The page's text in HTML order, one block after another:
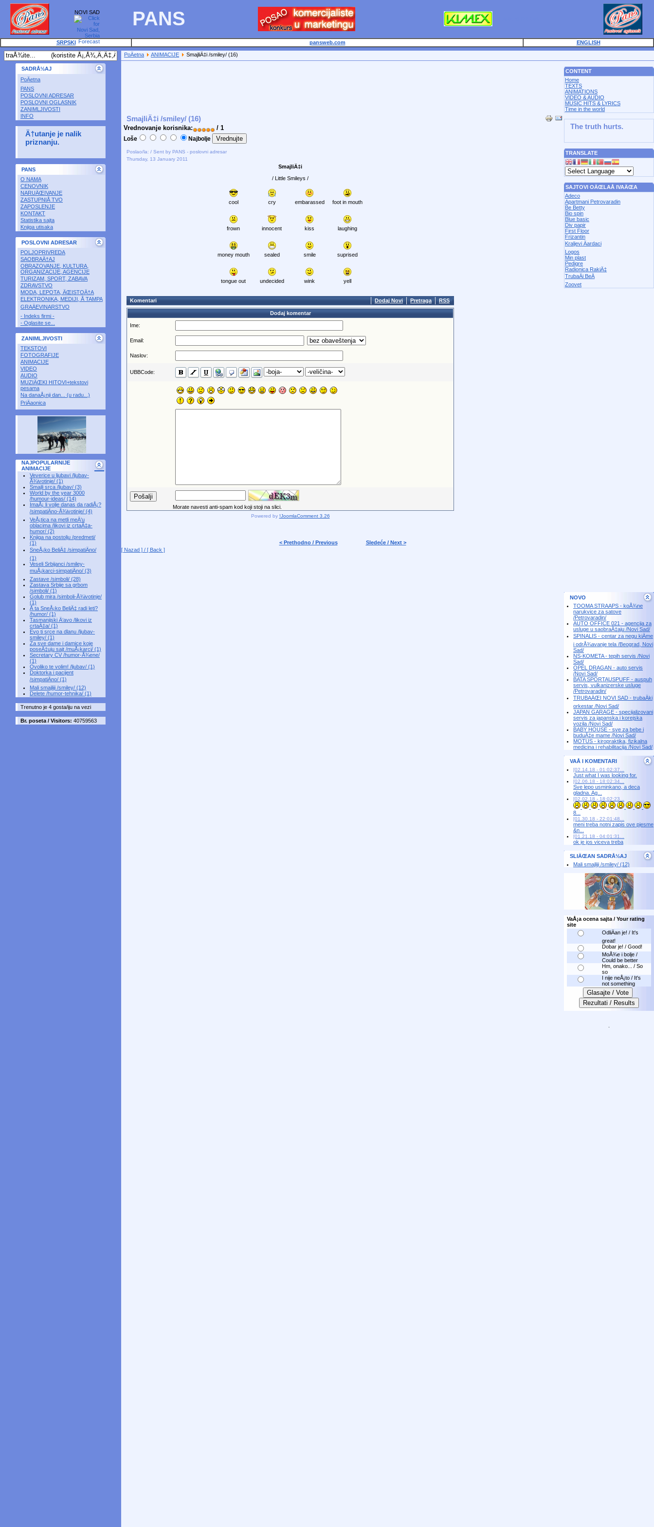
NOVI SAD PANS
SRPSKI pansweb.com ENGLISH
SADRÅ½AJ
PoÄetna
PANS
POSLOVNI ADRESAR
POSLOVNI OGLASNIK
ZANIMLJIVOSTI
INFO
Ä†utanje je nalik
priznanju.
PANS
O NAMA
CENOVNIK
NARUÄŒIVANJE
ZASTUPNIÅ TVO
ZAPOSLENJE
KONTAKT
Statistika sajta
Knjiga utisaka
POSLOVNI ADRESAR
POLJOPRIVREDA
SAOBRAÄ†AJ
OBRAZOVANJE, KULTURA,
ORGANIZACIJE, AGENCIJE
TURIZAM, SPORT, ZABAVA
ZDRAVSTVO
MODA, LEPOTA, ÄŒISTOÄ†A
ELEKTRONIKA, MEDIJI, Å TAMPA
GRAÄEVINARSTVO
- Indeks firmi -
- Oglasite se...
ZANIMLJIVOSTI
TEKSTOVI
FOTOGRAFIJE
ANIMACIJE
VIDEO
AUDIO
MUZIÄŒKI HITOVI+tekstovi
pesama
Na danaÅ¡nji dan... (u radu...)
PriÄaonica
NAJPOPULARNIJE
ANIMACIJE
Veverice u ljubavi /ljubav-
Å¾ivotinje/ (1)
Smajli srca /ljubav/ (3)
World by the year 3000
/humour-ideas/ (14)
ImaÅ¡ li volje danas da radiÅ¡?
/simpatiÄno-Å¾ivotinje/ (4)
VeÅ¡tica na metli meÄ‘u
oblacima /likovi iz crtaÄ‡a-
humor/ (2)
Knjiga na postolju /predmeti/
(1)
SneÅ¡ko BeliÄ‡ /simpatiÄno/
(1)
Veseli Srbijanci /smiley-
muÅ¡karci-simpatiÄno/ (3)
Zastave /simboli/ (28)
Zastava Srbije sa grbom
/simboli/ (1)
Golub mira /simboli-Å¾ivotinje/
(1)
Å ta SneÅ¡ko BeliÄ‡ radi leti?
/humor/ (1)
Tasmanijski Ä‘avo /likovi iz
crtaÄ‡a/ (1)
Evo ti srce na dlanu /ljubav-
smiley/ (1)
Za sve dame i damice koje
poseÄ‡uju sajt /muÅ¡karci/ (1)
Secretary CV /humor-Å¾ene/
(1)
Ovoliko te volim! /ljubav/ (1)
Doktorka i pacijent
/simpatiÄno/ (1)
Mali smajliji /smiley/ (12)
Delete /humor-tehnika/ (1)
Trenutno je 4 gosta/iju na vezi
Br. poseta / Visitors: 40759563
PoÄetna ANIMACIJE SmajliÄ‡i /smiley/ (16)
SmajliÄ‡i /smiley/ (16)
Vrednovanje korisnika: / 1
Loše Najbolje
Poslao/la: / Sent by PANS - poslovni adresar
Thursday, 13 January 2011
SmajliÄ‡i
/ Little Smileys /
cool cry embarassed foot in mouth
frown innocent kiss laughing
money mouth sealed smile suprised
tongue out undecided wink yell
Komentari Dodaj Novi Pretraga RSS
Dodaj komentar
Ime:
Email:
Naslov:
UBBCode:
Morate navesti anti-spam kod koji stoji na slici.
Powered by !JoomlaComment 3.26
< Prethodno / Previous
Sledeće / Next >
[ Nazad ] / [ Back ]
CONTENT
Home
TEXTS
ANIMATIONS
VIDEO & AUDIO
MUSIC HITS & LYRICS
Time in the world
The truth hurts.
TRANSLATE
SAJTOVI OÄŒLAÅ IVAÄŒA
Adeco
Apartmani Petrovaradin
Be Betty
Bio spin
Blue basic
Div papir
First Floor
Frizantin
Kraljevi Äardaci
Logos
Min plast
Pedigre
Radionica RakiÄ‡
TrubaÄi BeÄ
Zoovet
NOVO
TOOMA STRAAPS - koÅ¾ne
narukvice za satove
/Petrovaradin/
AUTO OFFICE 021 - agencija za
usluge u saobraÄ‡aju /Novi Sad/
SPINALIS - centar za negu kiÄme
i odrÅ¾avanje tela /Beograd, Novi
Sad/
NS-KOMETA - tepih servis /Novi
Sad/
OPEL DRAGAN - auto servis
/Novi Sad/
BATA SPORTAUSPUFF - auspuh
servis, vulkanizerske usluge
/Petrovaradin/
TRUBAÄŒI NOVI SAD - trubaÄki
orkestar /Novi Sad/
JAPAN GARAGE - specijalizovani
servis za japanska i korejska
vozila /Novi Sad/
BABY HOUSE - sve za bebe i
buduÄ‡e mame /Novi Sad/
MOTUS - kiropraktika, fizikalna
medicina i rehabilitacija /Novi Sad/
VAÅ I KOMENTARI
[02.14.18 - 01:02:37...
Just what I was looking for.
[02.06.18 - 18:02:34...
Sve lepo usminkano, a deca
gladna. Ag...
[02.02.18 - 18:02:23...
8...
[01.30.18 - 22:01:48...
meni treba notni zapis ove pjesme
&n...
[01.21.18 - 04:01:31...
ok je jos viceva treba
SLIÄŒAN SADRÅ½AJ
Mali smajliji /smiley/ (12)
VaÅ¡a ocena sajta / Your rating
site
OdliÄan je! / It's
great!
Dobar je! / Good!
MoÅ¾e i bolje /
Could be better
Hm, onako... / So
so
I nije neÅ¡to / It's
not something